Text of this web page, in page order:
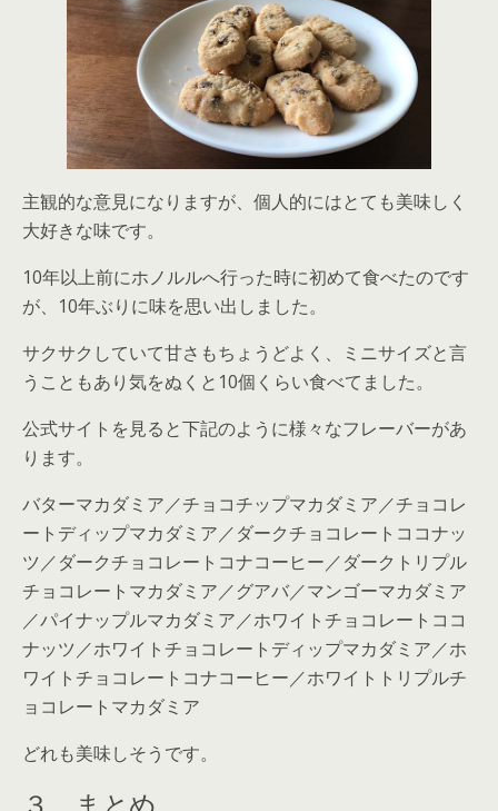
主観的な意見になりますが、個人的にはとても美味しく
大好きな味です。
10年以上前にホノルルへ行った時に初めて食べたのです
が、10年ぶりに味を思い出しました。
サクサクしていて甘さもちょうどよく 、ミニサイズと言
うこともあり気をぬくと10個くらい食べてました。
公式サイトを見ると下記のように様々なフレーバーがあ
ります。
バターマカダミア／チョコチップマカダミア／チョコレ
ートディップマカダミア／ダークチョコレートココナッ
ツ／ダークチョコレートコナコーヒー／ダークトリプル
チョコレートマカダミア／グアバ／マンゴーマカダミア
／パイナップルマカダミア／ホワイトチョコレートココ
ナッツ／ホワイトチョコレートディップマカダミア／ホ
ワイトチョコレートコナコーヒー／ホワイトトリプルチ
ョコレートマカダミア
どれも美味しそうです。
３，まとめ